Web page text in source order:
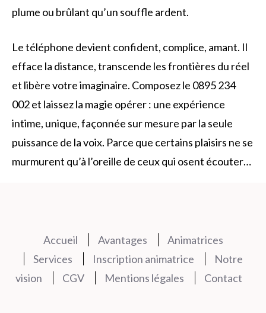
plume ou brûlant qu’un souffle ardent.
Le téléphone devient confident, complice, amant. Il
efface la distance, transcende les frontières du réel
et libère votre imaginaire. Composez le 0895 234
002 et laissez la magie opérer : une expérience
intime, unique, façonnée sur mesure par la seule
puissance de la voix. Parce que certains plaisirs ne se
murmurent qu’à l’oreille de ceux qui osent écouter…
Accueil Avantages
Animatrices
Services
Inscription animatrice
Notre
vision
CGV Mentions légales Contact